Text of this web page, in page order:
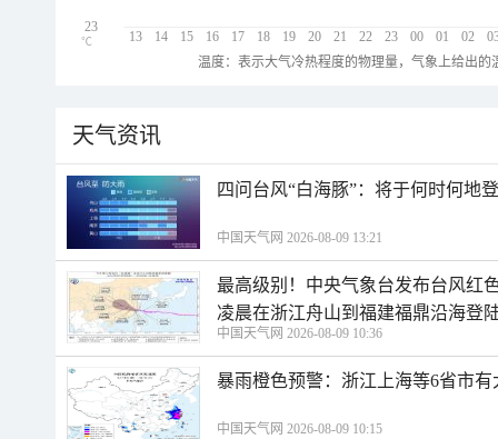
13 14 15 16 17 18 19 20 21 22 23 00 01 02
23
℃
温度：表示大气冷热程度的物理量，气象上给出
天气资讯
四问台风“白海豚”：将于何时何地
中国天气网 2026-08-09 13:21
最高级别！中央气象台发布台风红
凌晨在浙江舟山到福建福鼎沿海登
中国天气网 2026-08-09 10:36
暴雨橙色预警：浙江上海等6省市
中国天气网 2026-08-09 10:15